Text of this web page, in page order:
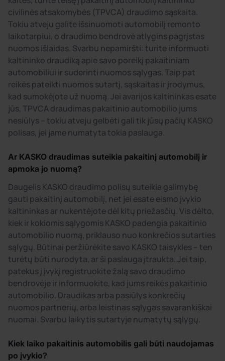
civilinės atsakomybės (TPVCA) draudimo sąskaita.
Tokiu atveju galite išsinuomoti automobilį remonto
laikotarpiui, o draudimo bendrovė atlygins pagrįstas
nuomos išlaidas. Svarbu nepamiršti: turite informuoti
kaltininko draudiką apie savo poreikį pakaitiniam
automobiliui ir suderinti nuomos sąlygas. Taip pat
reikės pateikti nuomos sutartį, sąskaitas ir įrodymus,
kad sumokėjote už nuomą. Jei avarijos kaltininkas esate
jūs, TPVCA draudimas pakaitinio automobilio jums
nesiūlys – tokiu atveju gelbėti gali tik jūsų pačių KASKO
polisas, jei jame numatyta tokia paslauga.
Ar KASKO draudimas suteikia pakaitinį automobilį ir
apmoka jo nuomą?
Daugelis KASKO draudimo polisų suteikia galimybę
gauti pakaitinį automobilį, net jei esate eismo įvykio
kaltininkas ar nukentėjote dėl kitų priežasčių. Vis dėlto,
kiek ir kokiomis sąlygomis KASKO padengia pakaitinio
automobilio nuomą, priklauso nuo konkrečios sutarties
sąlygų. Būtinai peržiūrėkite savo KASKO taisykles – ten
turėtų būti nurodyta, ar ši paslauga įtraukta. Jei taip,
patekus į įvykį registruokite žalą savo draudimo
bendrovėje ir informuokite, kad jums reikės pakaitinio
automobilio. Draudikas arba pasiūlys konkrečių
nuomos partnerių, arba leistinas sąlygas savarankiškai
nuomai. Svarbu laikytis sutartyje numatytų sąlygų.
Kiek laiko pakaitinis automobilis gali būti naudojamas
po įvykio?